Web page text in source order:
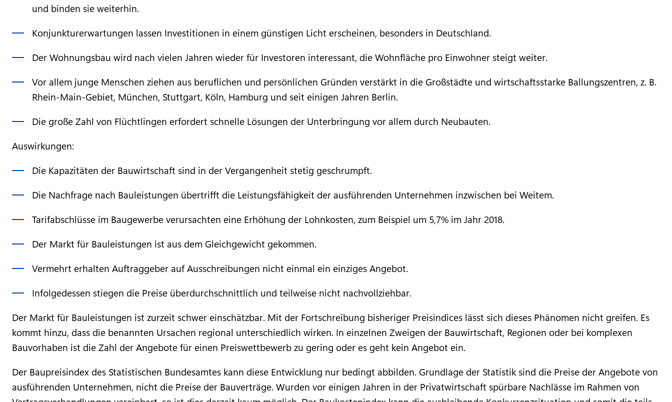
und binden sie weiterhin.
Konjunkturerwartungen lassen Investitionen in einem günstigen Licht erscheinen, besonders in Deutschland.
Der Wohnungsbau wird nach vielen Jahren wieder für Investoren interessant, die Wohnfläche pro Einwohner steigt weiter.
Vor allem junge Menschen ziehen aus beruflichen und persönlichen Gründen verstärkt in die Großstädte und wirtschaftsstarke Ballungszentren, z. B.
Rhein-Main-Gebiet, München, Stuttgart, Köln, Hamburg und seit einigen Jahren Berlin.
Die große Zahl von Flüchtlingen erfordert schnelle Lösungen der Unterbringung vor allem durch Neubauten.
Auswirkungen:
Die Kapazitäten der Bauwirtschaft sind in der Vergangenheit stetig geschrumpft.
Die Nachfrage nach Bauleistungen übertrifft die Leistungsfähigkeit der ausführenden Unternehmen inzwischen bei Weitem.
Tarifabschlüsse im Baugewerbe verursachten eine Erhöhung der Lohnkosten, zum Beispiel um 5,7% im Jahr 2018.
Der Markt für Bauleistungen ist aus dem Gleichgewicht gekommen.
Vermehrt erhalten Auftraggeber auf Ausschreibungen nicht einmal ein einziges Angebot.
Infolgedessen stiegen die Preise überdurchschnittlich und teilweise nicht nachvollziehbar.
Der Markt für Bauleistungen ist zurzeit schwer einschätzbar. Mit der Fortschreibung bisheriger Preisindices lässt sich dieses Phänomen nicht greifen. Es
kommt hinzu, dass die benannten Ursachen regional unterschiedlich wirken. In einzelnen Zweigen der Bauwirtschaft, Regionen oder bei komplexen
Bauvorhaben ist die Zahl der Angebote für einen Preiswettbewerb zu gering oder es geht kein Angebot ein.
Der Baupreisindex des Statistischen Bundesamtes kann diese Entwicklung nur bedingt abbilden. Grundlage der Statistik sind die Preise der Angebote von
ausführenden Unternehmen, nicht die Preise der Bauverträge. Wurden vor einigen Jahren in der Privatwirtschaft spürbare Nachlässe im Rahmen von